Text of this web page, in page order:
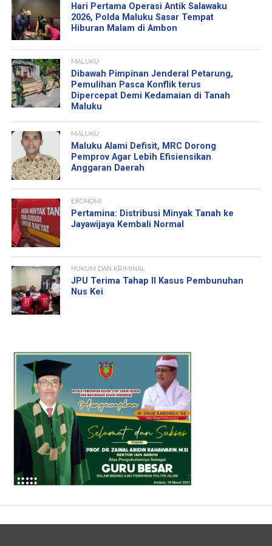
Hari Pertama Operasi Antik Salawaku
2026, Polda Maluku Sasar Tempat
Hiburan Malam di Ambon
MALUKU
Dibawah Pimpinan Jenderal Petarung,
Pemulihan Pasca Konflik terus
Dipercepat Demi Kedamaian di Tanah
Maluku
MALUKU
Maluku Alami Defisit, MRC Dorong
Pemprov Agar Lebih Efisiensikan
Anggaran Daerah
EKONOMI
Pertamina: Distribusi Minyak Tanah ke
Jayawijaya Kembali Normal
HUKUM DAN KRIMINAL
JPU Terima Tahap II Kasus Pembunuhan
Nus Kei